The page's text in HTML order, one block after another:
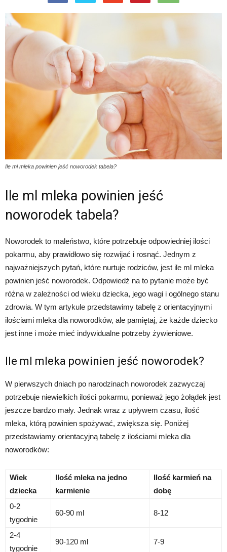
Ile ml mleka powinien jeść noworodek tabela?
Ile ml mleka powinien jeść
noworodek tabela?
Noworodek to maleństwo, które potrzebuje odpowiedniej ilości
pokarmu, aby prawidłowo się rozwijać i rosnąć. Jednym z
najważniejszych pytań, które nurtuje rodziców, jest ile ml mleka
powinien jeść noworodek. Odpowiedź na to pytanie może być
różna w zależności od wieku dziecka, jego wagi i ogólnego stanu
zdrowia. W tym artykule przedstawimy tabelę z orientacyjnymi
ilościami mleka dla noworodków, ale pamiętaj, że każde dziecko
jest inne i może mieć indywidualne potrzeby żywieniowe.
Ile ml mleka powinien jeść noworodek?
W pierwszych dniach po narodzinach noworodek zazwyczaj
potrzebuje niewielkich ilości pokarmu, ponieważ jego żołądek jest
jeszcze bardzo mały. Jednak wraz z upływem czasu, ilość
mleka, którą powinien spożywać, zwiększa się. Poniżej
przedstawiamy orientacyjną tabelę z ilościami mleka dla
noworodków:
Wiek
dziecka
Ilość mleka na jedno
karmienie
Ilość karmień na
dobę
0-2
tygodnie
60-90 ml 8-12
2-4
tygodnie
90-120 ml 7-9